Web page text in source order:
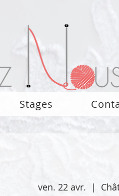
Stages
ven. 22 avr.
  |